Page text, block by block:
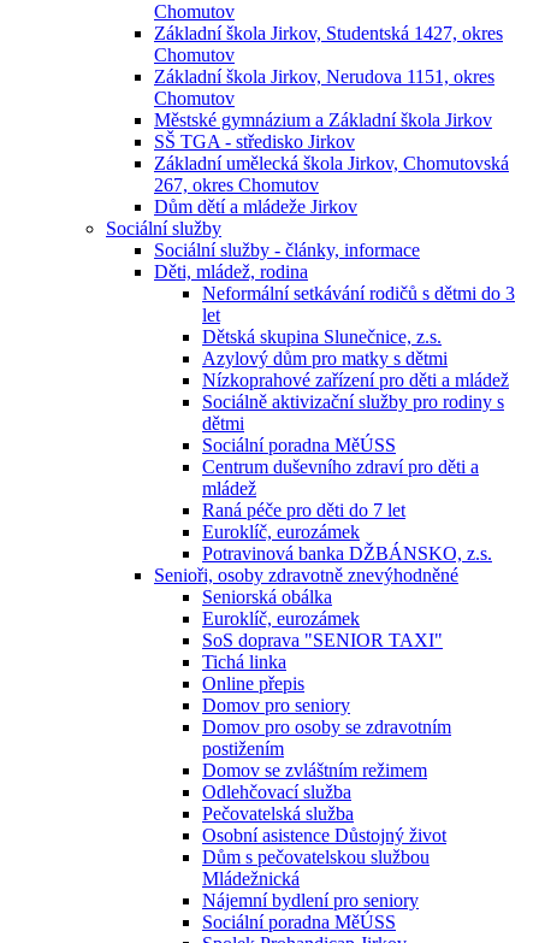
Chomutov
Základní škola Jirkov, Studentská 1427, okres
Chomutov
Základní škola Jirkov, Nerudova 1151, okres
Chomutov
Městské gymnázium a Základní škola Jirkov
SŠ TGA - středisko Jirkov
Základní umělecká škola Jirkov, Chomutovská
267, okres Chomutov
Dům dětí a mládeže Jirkov
Sociální služby
Sociální služby - články, informace
Děti, mládež, rodina
Neformální setkávání rodičů s dětmi do 3
let
Dětská skupina Slunečnice, z.s.
Azylový dům pro matky s dětmi
Nízkoprahové zařízení pro děti a mládež
Sociálně aktivizační služby pro rodiny s
dětmi
Sociální poradna MěÚSS
Centrum duševního zdraví pro děti a
mládež
Raná péče pro děti do 7 let
Euroklíč, eurozámek
Potravinová banka DŽBÁNSKO, z.s.
Senioři, osoby zdravotně znevýhodněné
Seniorská obálka
Euroklíč, eurozámek
SoS doprava "SENIOR TAXI"
Tichá linka
Online přepis
Domov pro seniory
Domov pro osoby se zdravotním
postižením
Domov se zvláštním režimem
Odlehčovací služba
Pečovatelská služba
Osobní asistence Důstojný život
Dům s pečovatelskou službou
Mládežnická
Nájemní bydlení pro seniory
Sociální poradna MěÚSS